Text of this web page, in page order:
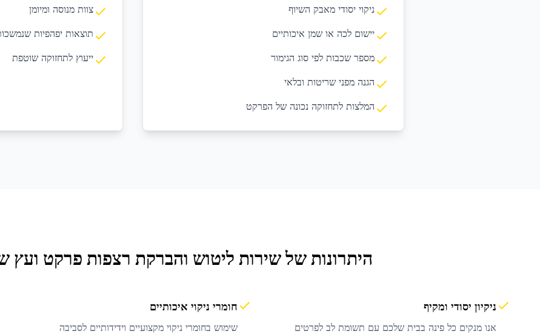
ניקוי יסודי מאבק השיוף
יישום לכה או שמן איכותיים
מספר שכבות לפי סוג הגימור
הגנה מפני שריטות ובלאי
המלצות לתחזוקה נכונה של הפרקט
צוות מנוסה ומיומן
תוצאות יפהפיות
ייעוץ לתחזוקה שוטפת
היתרונות של שירות ליטוש והברקת רצפות פרקט ועץ
ניקיון יסודי ומקיף
אנו מנקים כל פינה בבית שלכם עם תשומת לב לפרטים
חומרי ניקוי איכותיים
שימוש בחומרי ניקוי מקצועיים וידידותיים לסביבה